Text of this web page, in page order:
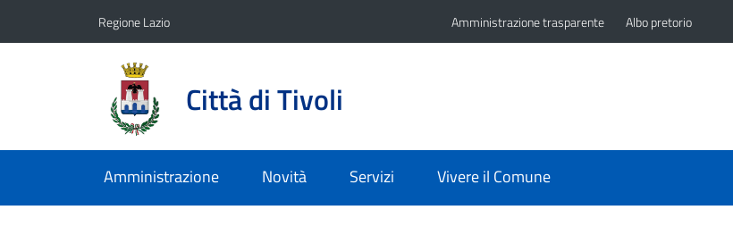
Regione Lazio Amministrazione trasparente Albo pretorio
Città di Tivoli
Amministrazione Novità Servizi Vivere il Comune